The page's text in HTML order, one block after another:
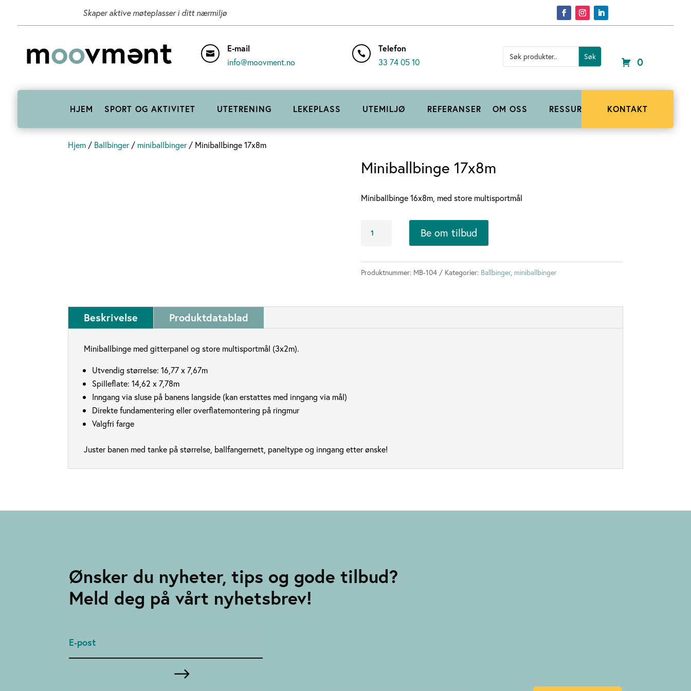
Skaper aktive møteplasser i ditt nærmiljø

E-mail
info@moovment.no

Telefon
33 74 05 10
Search
for: 0
HJEM SPORT OG AKTIVITET UTETRENING LEKEPLASS UTEMILJØ REFERANSER OM OSS RESSURSER KONTAKT
Hjem / Ballbinger/ miniballbinger/ Miniballbinge 17x8m
Miniballbinge 17x8m
Miniballbinge 16x8m, med store multisportmål
Be om tilbud
Produktnummer: MB-104 Kategorier: Ballbinger, miniballbinger
Beskrivelse Produktdatablad
Miniballbinge med gitterpanel og store multisportmål (3x2m).
Utvendig størrelse: 16,77 x 7,67m
Spilleflate: 14,62 x 7,78m
Inngang via sluse på banens langside (kan erstattes med inngang via mål)
Direkte fundamentering eller overflatemontering på ringmur
Valgfri farge
Juster banen med tanke på størrelse, ballfangernett, paneltype og inngang etter ønske!
Ønsker du nyheter, tips og gode tilbud?
Meld deg på vårt nyhetsbrev!